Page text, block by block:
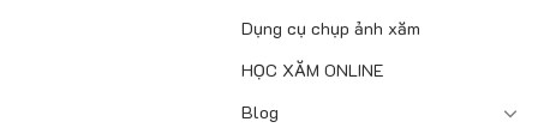
Dụng cụ chụp ảnh xăm
HỌC XĂM ONLINE
Blog